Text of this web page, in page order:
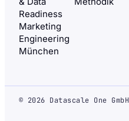
Readiness
Marketing
Engineering
München
© 2026 Datascale One GmbH